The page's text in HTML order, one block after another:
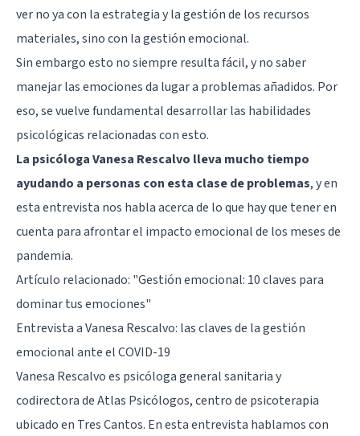
ver no ya con la estrategia y la gestión de los recursos
materiales, sino con la gestión emocional.
Sin embargo esto no siempre resulta fácil, y no saber
manejar las emociones da lugar a problemas añadidos. Por
eso, se vuelve fundamental desarrollar las habilidades
psicológicas relacionadas con esto.
La psicóloga Vanesa Rescalvo lleva mucho tiempo
ayudando a personas con esta clase de problemas, y en
esta entrevista nos habla acerca de lo que hay que tener en
cuenta para afrontar el impacto emocional de los meses de
pandemia.
Artículo relacionado: "Gestión emocional: 10 claves para
dominar tus emociones"
Entrevista a Vanesa Rescalvo: las claves de la gestión
emocional ante el COVID-19
Vanesa Rescalvo es psicóloga general sanitaria y
codirectora de Atlas Psicólogos, centro de psicoterapia
ubicado en Tres Cantos. En esta entrevista hablamos con